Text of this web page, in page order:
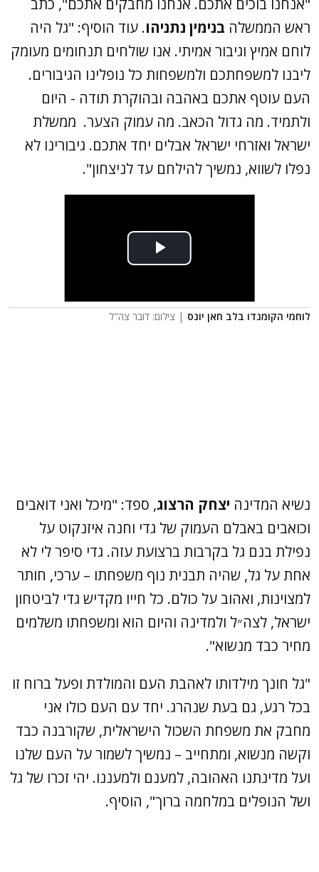
ראש הממשלה בנימין נתניהו. עוד הוסיף: "גל היה
לוחם אמיץ וגיבור אמיתי. אנו שולחים תנחומים מעומק
ליבנו למשפחתכם ולמשפחות כל נופלינו הגיבורים.
העם עוטף אתכם באהבה ובהוקרת תודה - היום
ולתמיד. מה גדול הכאב. מה עמוק הצער. ממשלת
ישראל ואזרחי ישראל אבלים יחד אתכם. גיבורינו לא
נפלו לשווא, נמשיך להילחם עד לניצחון".
לוחמי הקומנדו בלב חאן יונס | צילום: דובר צה"ל
נשיא המדינה יצחק הרצוג, ספד: "מיכל ואני דואבים
וכואבים באבלם העמוק של גדי וחנה איזנקוט על
נפילת בנם גל בקרבות ברצועת עזה. גדי סיפר לי לא
אחת על גל, שהיה תבנית נוף משפחתו – ערכי, חותר
למצוינות, ואהוב על כולם. כל חייו מקדיש גדי לביטחון
ישראל, לצה״ל ולמדינה והיום הוא ומשפחתו משלמים
מחיר כבד מנשוא".
"גל חונך מילדותו לאהבת העם והמולדת ופעל ברוח זו
בכל רגע, גם בעת שנהרג. יחד עם העם כולו אני
מחבק את משפחת השכול הישראלית, שקורבנה כבד
וקשה מנשוא, ומתחייב – נמשיך לשמור על העם שלנו
ועל מדינתנו האהובה, למענם ולמעננו. יהי זכרו של גל
ושל הנופלים במלחמה ברוך", הוסיף.